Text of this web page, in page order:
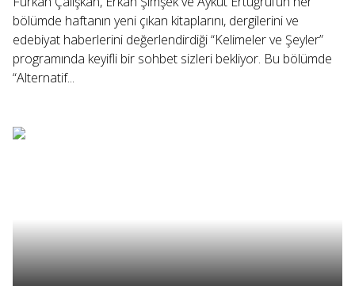
bölümde haftanın yeni çıkan kitaplarını, dergilerini ve
edebiyat haberlerini değerlendirdiği “Kelimeler ve Şeyler”
programında keyifli bir sohbet sizleri bekliyor. Bu bölümde
“Alternatif...